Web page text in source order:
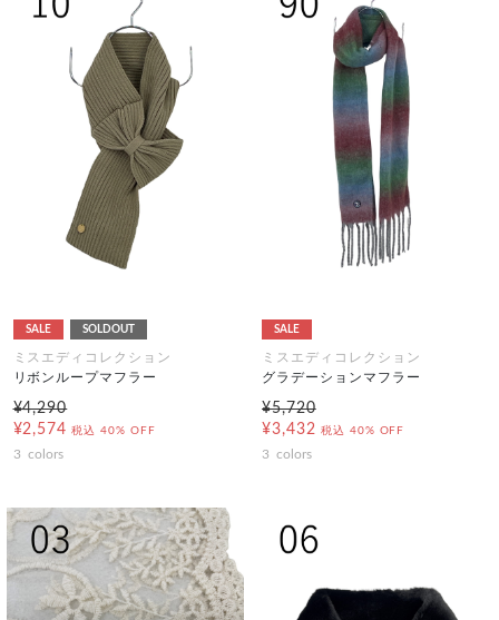
SALE SOLDOUT
ミスエディコレクション
リボンループマフラー
¥4,290
¥2,574 税込 40% OFF
3 colors
SALE
ミスエディコレクション
グラデーションマフラー
¥5,720
¥3,432 税込 40% OFF
3 colors